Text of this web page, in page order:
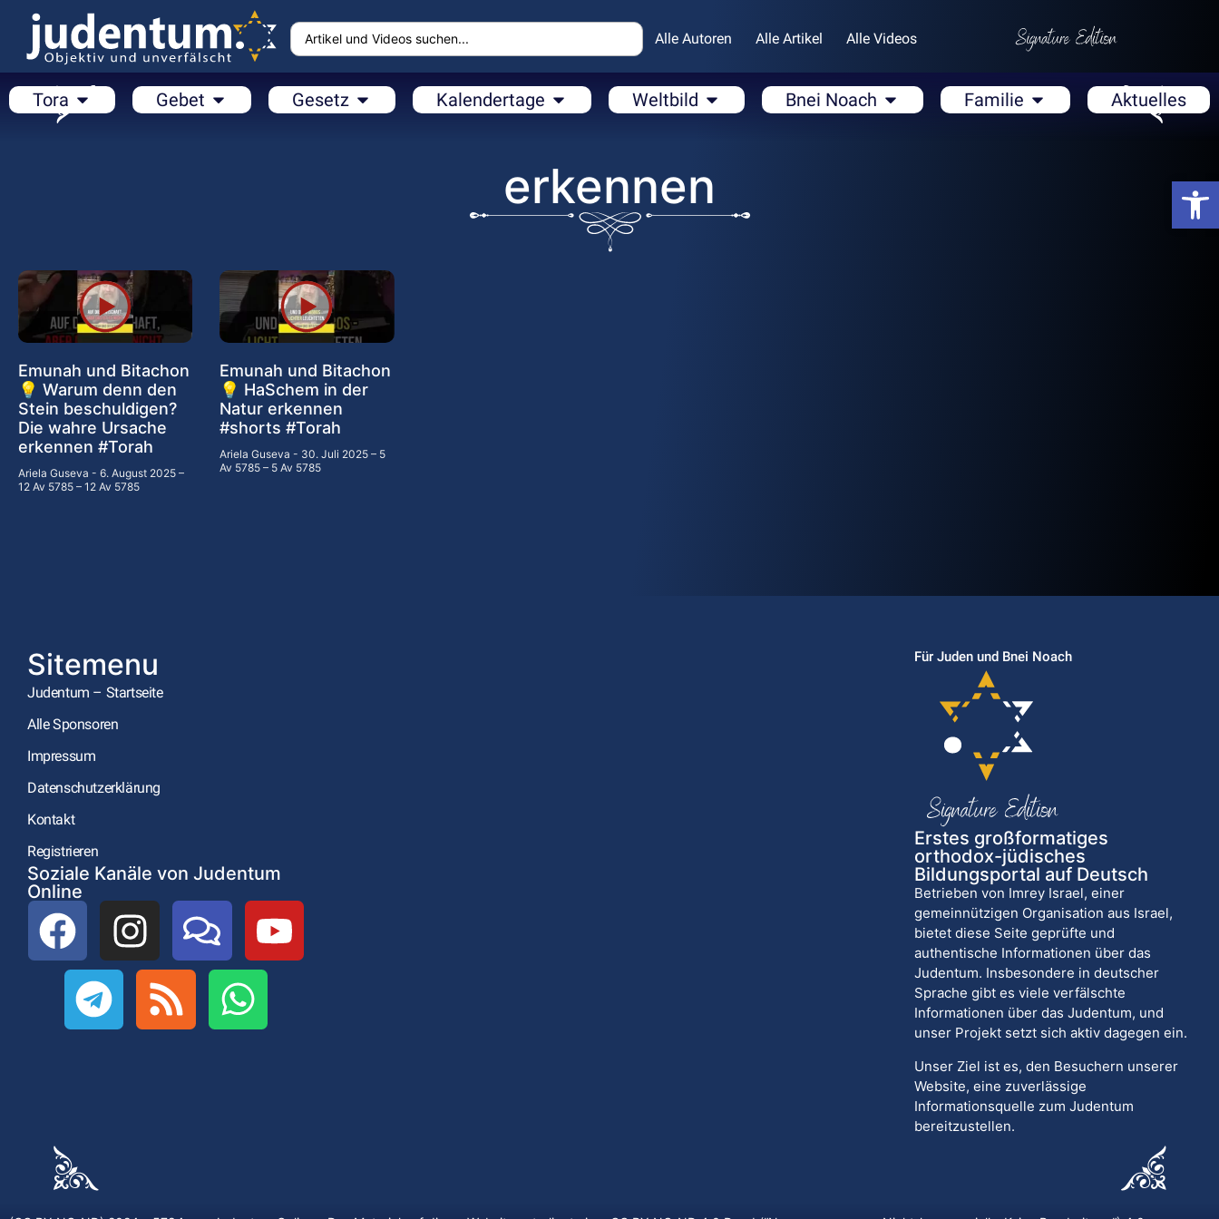
Alle Autoren Alle Artikel Alle Videos
Tora Gebet Gesetz Kalendertage Weltbild Bnei Noach Familie Aktuelles
erkennen
Emunah und Bitachon
💡 Warum denn den
Stein beschuldigen?
Die wahre Ursache
erkennen #Torah
Ariela Guseva
6. August 2025 –
12 Av 5785 – 12 Av 5785
Emunah und Bitachon
💡 HaSchem in der
Natur erkennen
#shorts #Torah
Ariela Guseva
30. Juli 2025 – 5
Av 5785 – 5 Av 5785
Sitemenu
Judentum – Startseite
Alle Sponsoren
Impressum
Datenschutzerklärung
Kontakt
Registrieren
Soziale Kanäle von Judentum
Online
Für Juden und Bnei Noach
Erstes großformatiges
orthodox-jüdisches
Bildungsportal auf Deutsch
Betrieben von Imrey Israel, einer
gemeinnützigen Organisation aus Israel,
bietet diese Seite geprüfte und
authentische Informationen über das
Judentum. Insbesondere in deutscher
Sprache gibt es viele verfälschte
Informationen über das Judentum, und
unser Projekt setzt sich aktiv dagegen ein.
Unser Ziel ist es, den Besuchern unserer
Website, eine zuverlässige
Informationsquelle zum Judentum
bereitzustellen.